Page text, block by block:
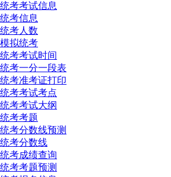
考考试信息
考信息
考人数
拟统考
考考试时间
考一分一段表
考准考证打印
考考试考点
考考试大纲
考考题
考分数线预测
考分数线
考成绩查询
考考题预测